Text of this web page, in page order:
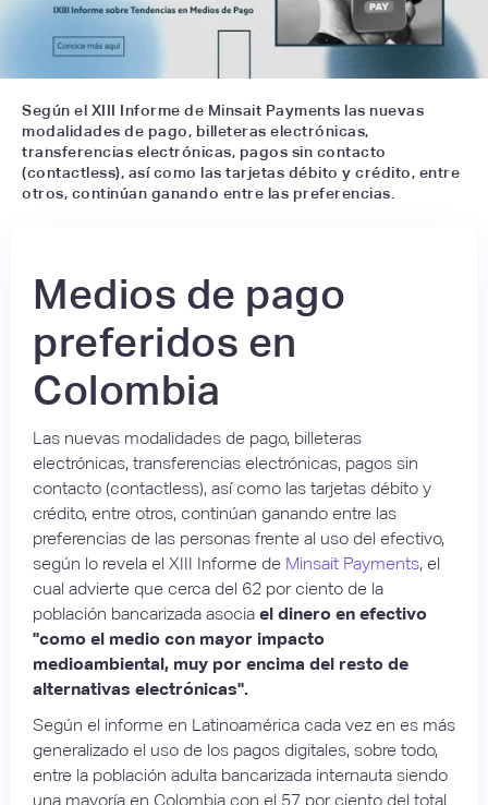
Según el XIII Informe de Minsait Payments las nuevas
modalidades de pago, billeteras electrónicas,
transferencias electrónicas, pagos sin contacto
(contactless), así como las tarjetas débito y crédito, entre
otros, continúan ganando entre las preferencias.
Medios de pago
preferidos en
Colombia
Las nuevas modalidades de pago, billeteras
electrónicas, transferencias electrónicas, pagos sin
contacto (contactless), así como las tarjetas débito y
crédito, entre otros, continúan ganando entre las
preferencias de las personas frente al uso del efectivo,
según lo revela el XIII Informe de Minsait Payments, el
cual advierte que cerca del 62 por ciento de la
población bancarizada asocia el dinero en efectivo
"como el medio con mayor impacto
medioambiental, muy por encima del resto de
alternativas electrónicas".
Según el informe en Latinoamérica cada vez en es más
generalizado el uso de los pagos digitales, sobre todo,
entre la población adulta bancarizada internauta siendo
una mayoría en Colombia con el 57 por ciento del total